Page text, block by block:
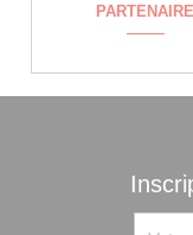
PARTENAIRE